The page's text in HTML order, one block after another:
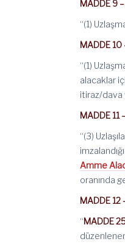
MADDE 9 –
“(1)
MADDE 10
“(1)
alacaklar
itiraz/dava
MADDE 11
“(3)
Amme
oranında
MADDE 12
“MADDE